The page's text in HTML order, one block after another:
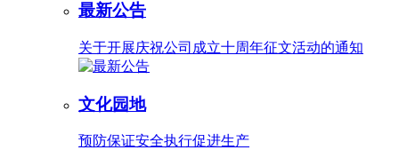
最新公告
关于开展庆祝公司成立十周年征文活动的通知
文化园地
预防保证安全执行促进生产